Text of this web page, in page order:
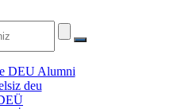
DEU Alumni
deu